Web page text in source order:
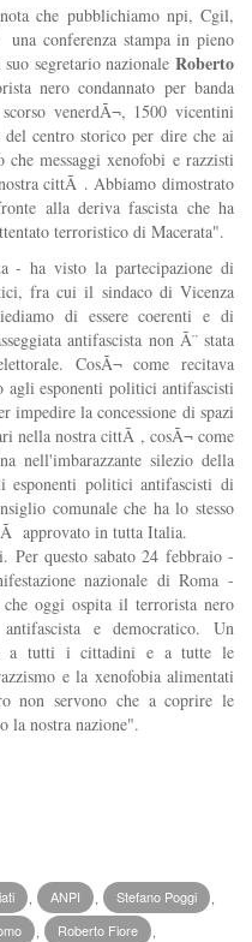
che pubblichiamo npi, Cgil,
conferenza stampa in pieno
segretario nazionale Roberto
nero condannato per banda
venerdÃ¬, 1500 vicentini
centro storico per dire che ai
messaggi xenofobi e razzisti
cittÃ . Abbiamo dimostrato
alla deriva fascista che ha
terroristico di Macerata".
- ha visto la partecipazione di
fra cui il sindaco di Vicenza
di essere coerenti e di
antifascista non Ã¨ stata
CosÃ¬ come recitava
esponenti politici antifascisti
impedire la concessione di spazi
nella nostra cittÃ , cosÃ¬ come
nell'imbarazzante silezio della
esponenti politici antifascisti di
comunale che ha lo stesso
approvato in tutta Italia.
questo sabato 24 febbraio -
nazionale di Roma -
che oggi ospita il terrorista nero
e democratico. Un
a tutti i cittadini e a tutte le
e la xenofobia alimentati
non servono che a coprire le
la nostra nazione".
ANPI Stefano Poggi
Roberto Fiore